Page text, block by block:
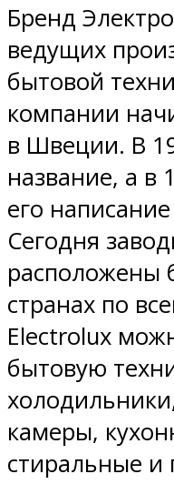
Бренд
ведущих
бытовой
компании
в Швеции. В
название, а в
его
Сегодня
расположены
странах по
Electrolux
бытовую
камеры,
стиральные и